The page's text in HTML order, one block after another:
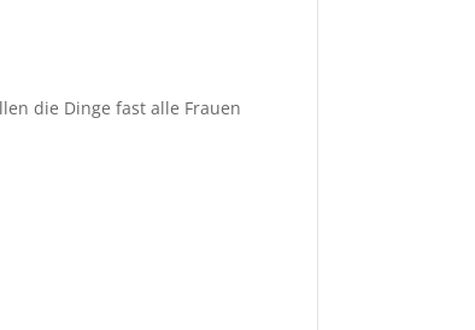
die Dinge fast alle Frauen